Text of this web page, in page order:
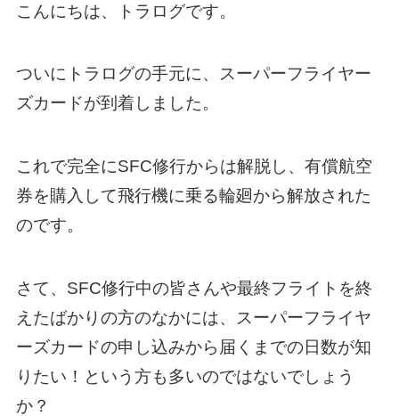
こんにちは、トラログです。
ついにトラログの手元に、スーパーフライヤー
ズカードが到着しました。
これで完全にSFC修行からは解脱し、有償航空
券を購入して飛行機に乗る輪廻から解放された
のです。
さて、SFC修行中の皆さんや最終フライトを終
えたばかりの方のなかには、スーパーフライヤ
ーズカードの申し込みから届くまでの日数が知
りたい！という方も多いのではないでしょう
か？